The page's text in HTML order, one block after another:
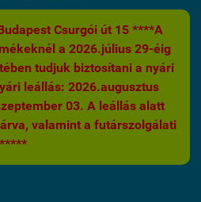
Csurgói út 15 ****A
a 2026.július 29-éig
tudjuk biztosítani a nyári
leállás: 2026.augusztus
03. A leállás alatt
valamint a futárszolgálati